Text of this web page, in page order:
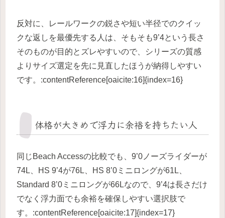
反対に、レールワークの鋭さや短い半径でのクイッ
クな返しを最優先する人は、そもそも9’4という長さ
そのものが目的とズレやすいので、シリーズの質感
よりサイズ選定を先に見直したほうが納得しやすい
です。:contentReference[oaicite:16]{index=16}
体格が大きめで浮力に余裕を持ちたい人
同じBeach Accessの比較でも、9’0ノーズライダーが
74L、HS 9’4が76L、HS 8’0ミニロングが61L、
Standard 8’0ミニロングが66Lなので、9’4は長さだけ
でなく浮力面でも余裕を確保しやすい選択肢で
す。:contentReference[oaicite:17]{index=17}